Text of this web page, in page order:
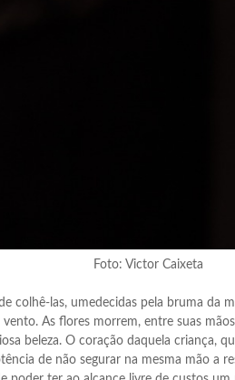
Foto: Victor Caixeta
colhê-las, umedecidas pela bruma da
As flores morrem, entre suas
beleza. O coração daquela criança,
de não segurar na mesma mão a